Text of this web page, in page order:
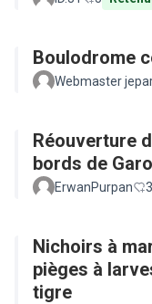
Boulodrome
Webmaster
Réouverture
bords de
ErwanPurpan
Nichoirs à
pièges à
tigre